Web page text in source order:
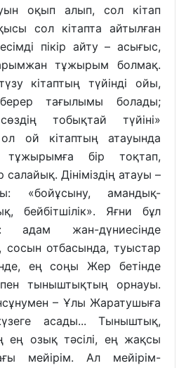
оқып алып, сол кітап
сол кітапта айтылған
пікір айту – асығыс,
тұжырым болмақ.
кітаптың түйінді ойы,
тағылымы болады;
тобықтай түйіні»
ол ой кітаптың атауында
бір тоқтап,
салайық. Дініміздің атауы –
«бойұсыну, амандық-
бейбітшілік». Яғни бұл
адам жан-дүниесінде
отбасында, туыстар
ең соңы Жер бетінде
пен тыныштықтың орнауы.
– Ұлы Жаратушыға
асады... Тыныштық,
ең озық тәсілі, ең жақсы
мейірім. Ал мейірім-